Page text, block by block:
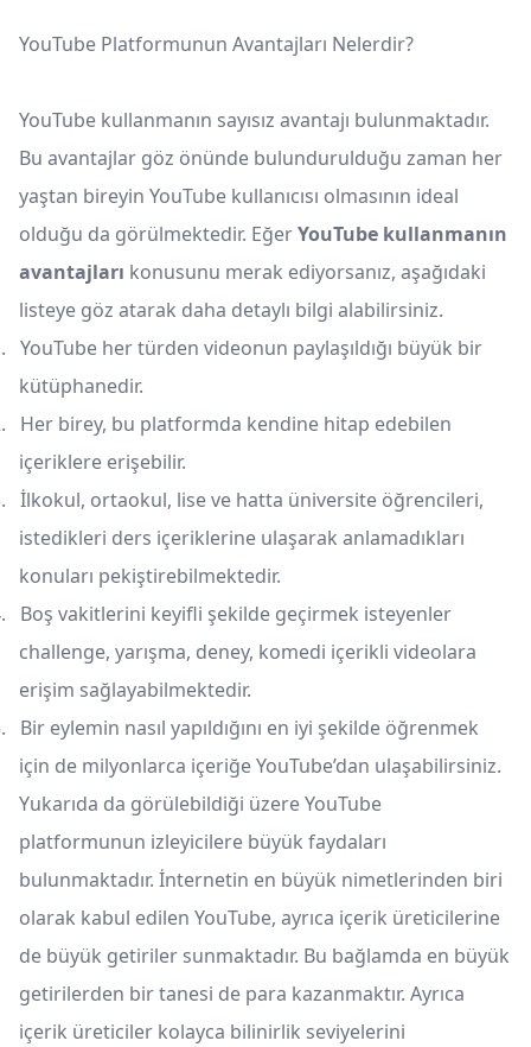
YouTube Platformunun Avantajları Nelerdir?
YouTube kullanmanın sayısız avantajı bulunmaktadır.
Bu avantajlar göz önünde bulundurulduğu zaman her
yaştan bireyin YouTube kullanıcısı olmasının ideal
olduğu da görülmektedir. EğerYouTube kullanmanın
avantajları konusunu merak ediyorsanız, aşağıdaki
listeye göz atarak daha detaylı bilgi alabilirsiniz.
YouTube her türden videonun paylaşıldığı büyük bir
kütüphanedir.
Her birey, bu platformda kendine hitap edebilen
içeriklere erişebilir.
İlkokul, ortaokul, lise ve hatta üniversite öğrencileri,
istedikleri ders içeriklerine ulaşarak anlamadıkları
konuları pekiştirebilmektedir.
Boş vakitlerini keyifli şekilde geçirmek isteyenler
challenge, yarışma, deney, komedi içerikli videolara
erişim sağlayabilmektedir.
Bir eylemin nasıl yapıldığını en iyi şekilde öğrenmek
için de milyonlarca içeriğe YouTube’dan ulaşabilirsiniz.
Yukarıda da görülebildiği üzere YouTube
platformunun izleyicilere büyük faydaları
bulunmaktadır. İnternetin en büyük nimetlerinden biri
olarak kabul edilen YouTube, ayrıca içerik üreticilerine
de büyük getiriler sunmaktadır. Bu bağlamda en büyük
getirilerden bir tanesi de para kazanmaktır. Ayrıca
içerik üreticiler kolayca bilinirlik seviyelerini